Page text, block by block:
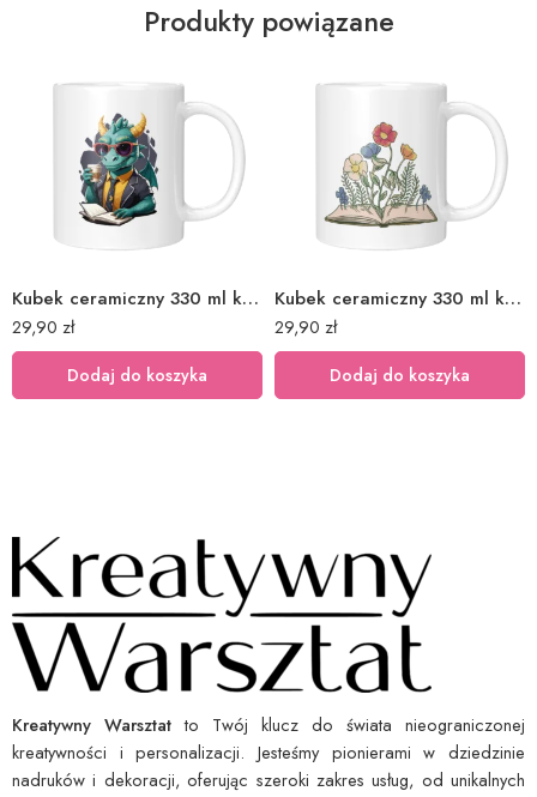
Produkty powiązane
Kubek ceramiczny 330 ml książka 31
29,90 zł
Dodaj do koszyka
Kubek ceramiczny 330 ml książka 21
29,90 zł
Dodaj do koszyka
Kreatywny Warsztat to Twój klucz do świata nieograniczonej
kreatywności i personalizacji. Jesteśmy pionierami w dziedzinie
nadruków i dekoracji, oferując szeroki zakres usług, od unikalnych